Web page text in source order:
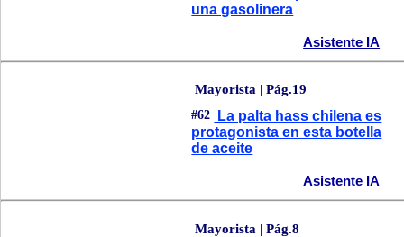
una gasolinera
Asistente IA
Mayorista | Pág.19
#62
La palta hass chilena es
protagonista en esta botella
de aceite
Asistente IA
Mayorista | Pág.8